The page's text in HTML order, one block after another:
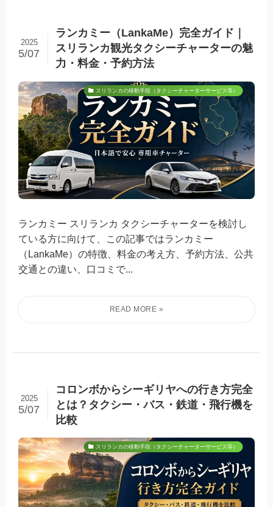
ランカミー（LankaMe）完全ガイド｜
スリランカ観光タクシーチャーターの魅
力・料金・予約方法
2025
5/07
スリランカの移動手段（タクシーチャーターサービス等）
ランカミー スリランカ タクシーチャーターを検討し
ている方に向けて、この記事ではランカミー
（LankaMe）の特徴、料金の考え方、予約方法、公共
交通との違い、口コミで...
コロンボからシーギリヤへの行き方完全
とは？タクシー・バス・鉄道・飛行機を
比較
2025
5/07
スリランカの移動手段（タクシーチャーターサービス等）